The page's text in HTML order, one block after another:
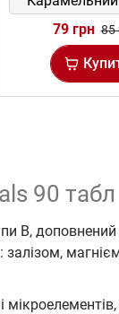
79 грн 85
90 табл
В,